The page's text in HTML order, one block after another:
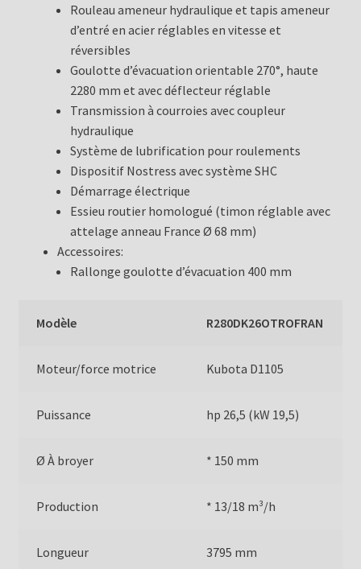
Rouleau ameneur hydraulique et tapis ameneur
d’entré en acier réglables en vitesse et
réversibles
Goulotte d’évacuation orientable 270°, haute
2280 mm et avec déflecteur réglable
Transmission à courroies avec coupleur
hydraulique
Système de lubrification pour roulements
Dispositif Nostress avec système SHC
Démarrage électrique
Essieu routier homologué (timon réglable avec
attelage anneau France Ø 68 mm)
Accessoires:
Rallonge goulotte d’évacuation 400 mm
Modèle R280DK26OTROFRAN
Moteur/force motrice Kubota D1105
Puissance hp 26,5 (kW 19,5)
Ø À broyer * 150 mm
Production * 13/18 m³/h
Longueur 3795 mm